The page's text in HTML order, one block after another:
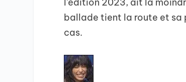
l’édition 2023, ait la
ballade tient la route et sa
cas.